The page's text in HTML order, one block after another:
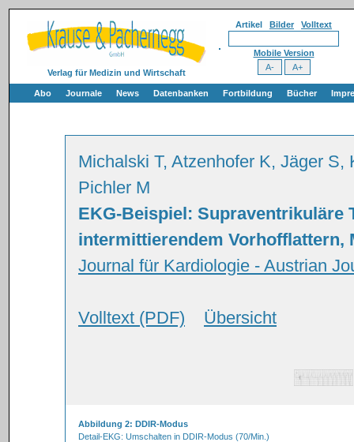
Verlag für Medizin und Wirtschaft
Artikel Bilder Volltext
Mobile Version
Abo Journale News Datenbanken Fortbildung Bücher
Michalski T, Atzenhofer K, Jäger
Pichler M
EKG-Beispiel: Supraventrikuläre
intermittierendem Vorhofflattern,
Journal für Kardiologie - Austrian
Volltext (PDF) Übersicht
Abbildung 2: DDIR-Modus
Detail-EKG: Umschalten in DDIR-Modus (70/Min.)